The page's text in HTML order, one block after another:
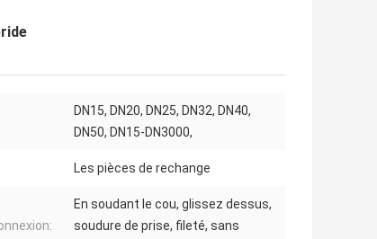
DN15, DN20, DN25, DN32, DN40,
DN50, DN15-DN3000,
Les pièces de rechange
En soudant le cou, glissez dessus,
soudure de prise, fileté, sans